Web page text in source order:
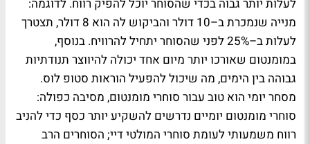
לעלות יותר גבוה בכדי שהסוחר יוכל להפיק רווח. לדוגמה:
מנייה שנמכרת ב–10 דולר והביקוש לה הוא 8 דולר, תצטרך
לעלות ב–25% לפני שהסוחר יתחיל להרוויח. בנוסף,
במומנטום שאורכו יותר מיום אחד יכולה להיווצר תנודתיות
גבוהה בין הימים, מה שיכול להפעיל הוראות סטופ לוס.
מסחר יומי הוא טוב עבור סוחרי מומנטום, מסיבה כפולה:
סוחרי מומנטום יומיים נדרשים להשקיע יותר כסף כדי להניב
רווח משמעותי לעומת סוחרי המולטי דיי; הסוחרים הרב